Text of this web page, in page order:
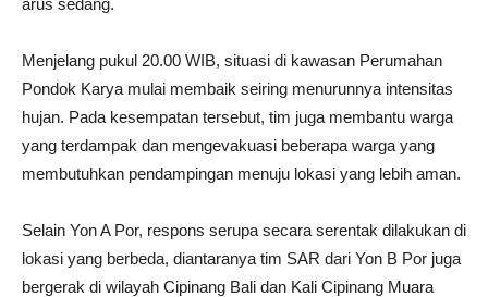
arus sedang.
Menjelang pukul 20.00 WIB, situasi di kawasan Perumahan
Pondok Karya mulai membaik seiring menurunnya intensitas
hujan. Pada kesempatan tersebut, tim juga membantu warga
yang terdampak dan mengevakuasi beberapa warga yang
membutuhkan pendampingan menuju lokasi yang lebih aman.
Selain Yon A Por, respons serupa secara serentak dilakukan di
lokasi yang berbeda, diantaranya tim SAR dari Yon B Por juga
bergerak di wilayah Cipinang Bali dan Kali Cipinang Muara